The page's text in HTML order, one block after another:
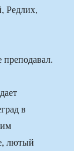
Редлих,
в
лютый